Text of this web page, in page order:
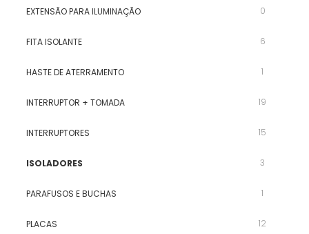
EXTENSÃO PARA ILUMINAÇÃO 0
FITA ISOLANTE 6
HASTE DE ATERRAMENTO 1
INTERRUPTOR + TOMADA 19
INTERRUPTORES 15
ISOLADORES 3
PARAFUSOS E BUCHAS 1
PLACAS 12